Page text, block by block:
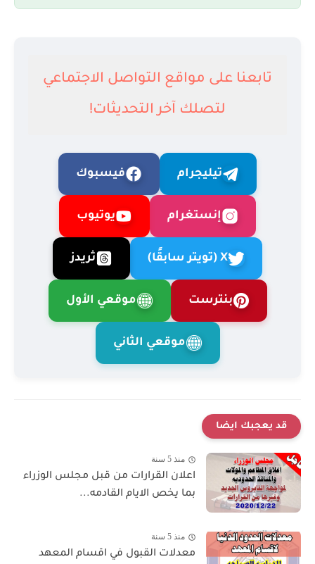
تابعنا على مواقع التواصل الاجتماعي
لتصلك آخر التحديثات!
تيليجرام فيسبوك
إنستغرام يوتيوب
X (تويتر سابقًا) ثريدز
بنترست موقعي الأول
موقعي الثاني
قد يعجبك ايضا
منذ 5 سنة
اعلان القرارات من قبل مجلس الوزراء
بما يخص الايام القادمه...
منذ 5 سنة
معدلات القبول في اقسام المعهد